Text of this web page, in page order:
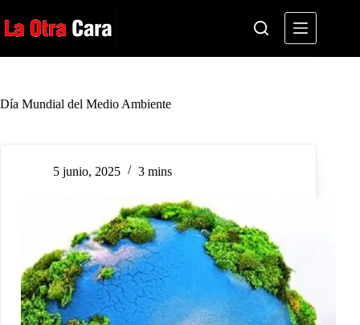
al
contenido
Día Mundial del Medio Ambiente
5 junio, 2025 3 mins